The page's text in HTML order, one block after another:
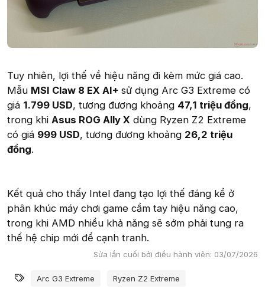
Tuy nhiên, lợi thế về hiệu năng đi kèm mức giá cao.
Mẫu MSI Claw 8 EX AI+ sử dụng Arc G3 Extreme có
giá 1.799 USD, tương đương khoảng 47,1 triệu đồng,
trong khi Asus ROG Ally X dùng Ryzen Z2 Extreme
có giá 999 USD, tương đương khoảng 26,2 triệu
đồng.
Kết quả cho thấy Intel đang tạo lợi thế đáng kể ở
phân khúc máy chơi game cầm tay hiệu năng cao,
trong khi AMD nhiều khả năng sẽ sớm phải tung ra
thế hệ chip mới để cạnh tranh.
Sửa lần cuối bởi điều hành viên: 03/07/2026
Từ khóa
Arc G3 Extreme Ryzen Z2 Extreme